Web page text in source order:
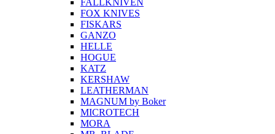
FALLKNIVEN
FOX KNIVES
FISKARS
GANZO
HELLE
HOGUE
KATZ
KERSHAW
LEATHERMAN
MAGNUM by Boker
MICROTECH
MORA